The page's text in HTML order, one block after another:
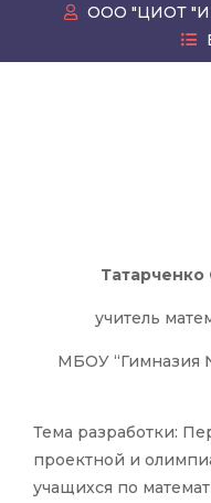
ООО "ЦИОТ
учитель
МБОУ “Гимназия
Тема разработки:
проектной и
учащихся по